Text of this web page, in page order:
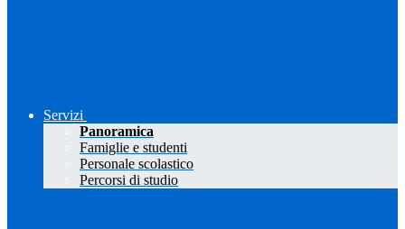
Servizi
Panoramica
Famiglie e studenti
Personale scolastico
Percorsi di studio